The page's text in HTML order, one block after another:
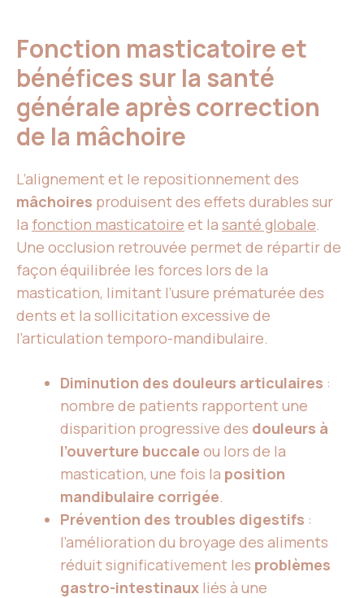
Fonction masticatoire et
bénéfices sur la santé
générale après correction
de la mâchoire
L’alignement et le repositionnement des
mâchoires produisent des effets durables sur
la fonction masticatoire et la santé globale.
Une occlusion retrouvée permet de répartir de
façon équilibrée les forces lors de la
mastication, limitant l’usure prématurée des
dents et la sollicitation excessive de
l’articulation temporo-mandibulaire.
Diminution des douleurs articulaires :
nombre de patients rapportent une
disparition progressive des douleurs à
l’ouverture buccale ou lors de la
mastication, une fois la position
mandibulaire corrigée.
Prévention des troubles digestifs :
l’amélioration du broyage des aliments
réduit significativement les problèmes
gastro-intestinaux liés à une